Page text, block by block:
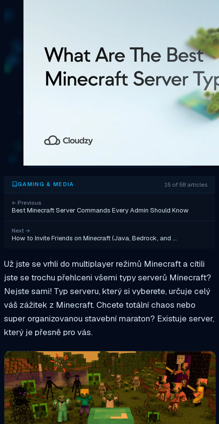
GAMING & MEDIA 15 of 58 articles
← Previous
Best Minecraft Server Commands Every Admin Should Know
Next →
How to Invite Friends on Minecraft (Java, Bedrock, and …
Už jste se vrhli do multiplayer režimů Minecraft a cítili
jste se trochu přehlceni všemi typy serverů Minecraft?
Nejste sami! Typ serveru, který si vyberete, určuje celý
váš zážitek z Minecraft. Chcete totální chaos nebo
super organizovanou stavební maraton? Existuje server,
který je přesně pro vás.